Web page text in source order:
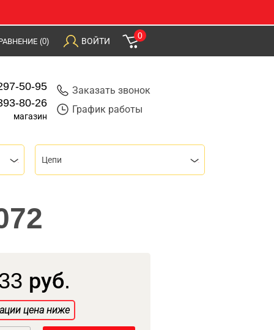
(0) ВОЙТИ
0
50-95
80-26
магазин
Заказать звонок
График работы
Цепи
руб.
цена ниже